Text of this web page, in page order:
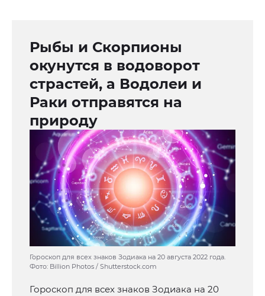
Рыбы и Скорпионы
окунутся в водоворот
страстей, а Водолеи и
Раки отправятся на
природу
Гороскоп для всех знаков Зодиака на 20 августа 2022 года.
Фото: Billion Photos / Shutterstock.com
Гороскоп для всех знаков Зодиака на 20